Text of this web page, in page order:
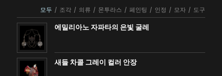
모두 / 조각 / 의류 / 몬투라스 / 페인팅 / 인정 / 모자 / 도구
에밀리아노 자파타의 은빛 굴레
새들 차콜 그레이 컬러 안장